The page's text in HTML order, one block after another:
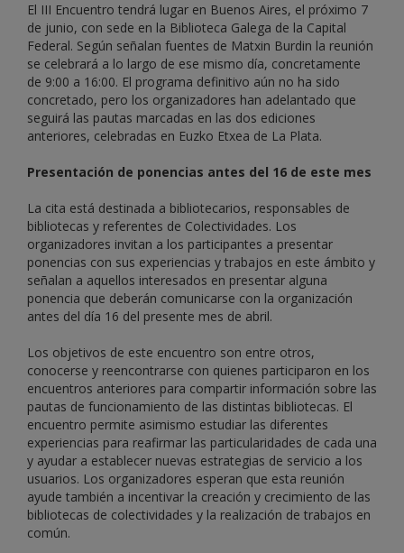
El III Encuentro tendrá lugar en Buenos Aires, el próximo 7
de junio, con sede en la Biblioteca Galega de la Capital
Federal. Según señalan fuentes de Matxin Burdin la reunión
se celebrará a lo largo de ese mismo día, concretamente
de 9:00 a 16:00. El programa definitivo aún no ha sido
concretado, pero los organizadores han adelantado que
seguirá las pautas marcadas en las dos ediciones
anteriores, celebradas en Euzko Etxea de La Plata.
Presentación de ponencias antes del 16 de este mes
La cita está destinada a bibliotecarios, responsables de
bibliotecas y referentes de Colectividades. Los
organizadores invitan a los participantes a presentar
ponencias con sus experiencias y trabajos en este ámbito y
señalan a aquellos interesados en presentar alguna
ponencia que deberán comunicarse con la organización
antes del día 16 del presente mes de abril.
Los objetivos de este encuentro son entre otros,
conocerse y reencontrarse con quienes participaron en los
encuentros anteriores para compartir información sobre las
pautas de funcionamiento de las distintas bibliotecas. El
encuentro permite asimismo estudiar las diferentes
experiencias para reafirmar las particularidades de cada una
y ayudar a establecer nuevas estrategias de servicio a los
usuarios. Los organizadores esperan que esta reunión
ayude también a incentivar la creación y crecimiento de las
bibliotecas de colectividades y la realización de trabajos en
común.